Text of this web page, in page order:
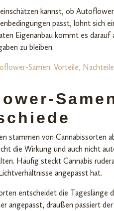
kannst, ob
passt, lohnt sich
Eigenanbau kommt es
zu bleiben.
stammen von Cannabissorten
die Wirkung und auch nicht
Häufig steckt Cannabis
angepasst hat.
entscheidet die
angepasst, draußen passiert